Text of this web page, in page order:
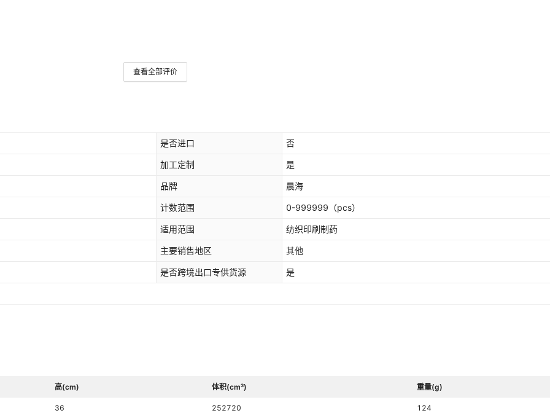
查看全部评价
是否进口 否
加工定制 是
品牌 晨海
计数范围 0-999999 （pcs）
适用范围 纺织印刷制药
主要销售地区 其他
是否跨境出口专供货源 是
高(cm) 体积(cm³) 重量(g)
36 252720 124